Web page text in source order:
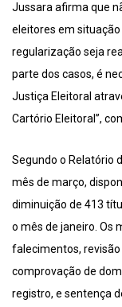
Jussara afirma que
eleitores em situação
regularização seja
parte dos casos, é
Justiça Eleitoral
Cartório Eleitoral”,
Segundo o Relatório
mês de março,
diminuição de 413
o mês de janeiro. Os
falecimentos,
comprovação de
registro, e sentença